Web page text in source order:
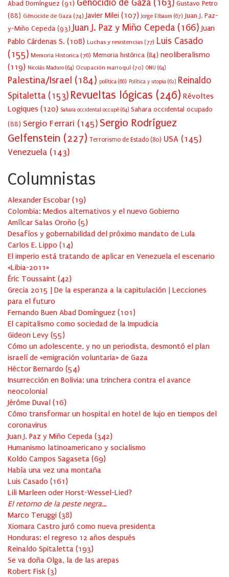
Abad Domínguez (91) Genocidio de Gaza (163) Gustavo Petro
(88) Génocide de Gaza (74) Javier Milei (107) Jorge Elbaum (67) Juan J. Paz-
y-Miño Cepeda (93) Juan J. Paz y Miño Cepeda (166) Juan
Pablo Cárdenas S. (108) Luchas y resistencias (77) Luis Casado
(155) Memoria Historica (76) Memoria histórica (84) neoliberalismo
(119) Nicolás Maduro (64) Ocupación marroquí (70) ONU (64)
Palestina/Israel (184) política (66) Política y utopia (62) Reinaldo
Spitaletta (153) Revueltas lógicas (246) Révoltes
Logiques (120) Sahara occidental occupé (64) Sahara occidental ocupado
(88) Sergio Ferrari (145) Sergio Rodríguez
Gelfenstein (227) Terrorismo de Estado (80) USA (145)
Venezuela (143)
Columnistas
Alexander Escobar (19)
Colombia: Medios alternativos y el nuevo Gobierno
Amílcar Salas Oroño (5)
Desafíos y gobernabilidad del próximo mandato de Lula
Carlos E. Lippo (14)
El imperio está tratando de aplicar en Venezuela el escenario
«Libia-2011»
Éric Toussaint (42)
Grecia 2015 | De la esperanza a la capitulación | Lecciones
para el futuro
Fernando Buen Abad Domínguez (101 )
El capitalismo como sociedad de la Impudicia
Gideon Levy (55)
Cómo un adolescente, y no un periodista, desmontó el plan
israelí de «emigración voluntaria» de Gaza
Héctor Bernardo (54)
Insurrección en Bolivia: una trinchera contra el avance
neocolonial
Jérôme Duval (16)
Cómo transformar un hospital en hotel de lujo en tiempos del
coronavirus
Juan J. Paz y Miño Cepeda (342)
Humanismo latinoamericano y socialismo
Koldo Campos Sagaseta (69)
Había una vez una montaña
Luis Casado (161 )
Lili Marleen oder Horst-Wessel-Lied?
El retorno de la peste negra…
Marco Teruggi (38)
Xiomara Castro juró como nueva presidenta
Honduras: el regreso 12 años después
Reinaldo Spitaletta (193)
Se va doña Olga, la de las arepas
Robert Fisk (3)